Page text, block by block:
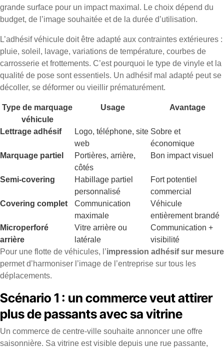
grande surface pour un impact maximal. Le choix dépend du
budget, de l’image souhaitée et de la durée d’utilisation.
L’adhésif véhicule doit être adapté aux contraintes extérieures :
pluie, soleil, lavage, variations de température, courbes de
carrosserie et frottements. C’est pourquoi le type de vinyle et la
qualité de pose sont essentiels. Un adhésif mal adapté peut se
décoller, se déformer ou vieillir prématurément.
Type de marquage
véhicule
Usage Avantage
Lettrage adhésif
Logo, téléphone, site
web
Sobre et
économique
Marquage partiel
Portières, arrière,
côtés
Bon impact visuel
Semi-covering
Habillage partiel
personnalisé
Fort potentiel
commercial
Covering complet
Communication
maximale
Véhicule
entièrement brandé
Microperforé
arrière
Vitre arrière ou
latérale
Communication +
visibilité
Pour une flotte de véhicules, l’impression adhésif sur mesure
permet d’harmoniser l’image de l’entreprise sur tous les
déplacements.
Scénario 1 : un commerce veut attirer
plus de passants avec sa vitrine
Un commerce de centre-ville souhaite annoncer une offre
saisonnière. Sa vitrine est visible depuis une rue passante,